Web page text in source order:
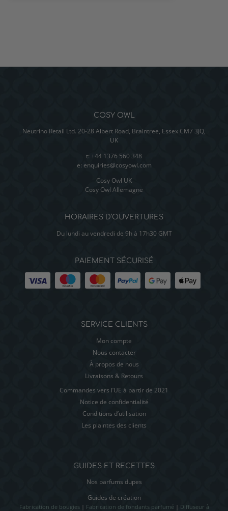
COSY OWL
Neutrino Retail Ltd. 20-28 Albert Road, Braintree, Essex CM7 3JQ,
UK
t: +44 1376 560 348
e: enquiries@cosyowl.com
Cosy Owl UK
Cosy Owl Allemagne
HORAIRES D’OUVERTURES
Du lundi au vendredi de 9h à 17h30 GMT
PAIEMENT SÉCURISÉ
SERVICE CLIENTS
Mon compte
Nous contacter
À propos de nous
Livraisons & Retours
Commandes vers l’UE à partir de 2021
Notice de confidentialité
Conditions d’utilisation
Les plaintes des clients
GUIDES ET RECETTES
Nos parfums dupes
Guides de création
Fabrication de bougies| Fabrication de fondants parfumé| Diffuseur à